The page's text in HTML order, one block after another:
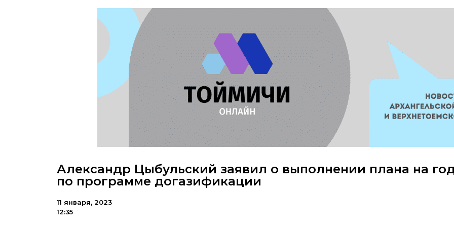
Александр Цыбульский заявил о выполнении плана на
по программе догазификации
11 января, 2023
12:35